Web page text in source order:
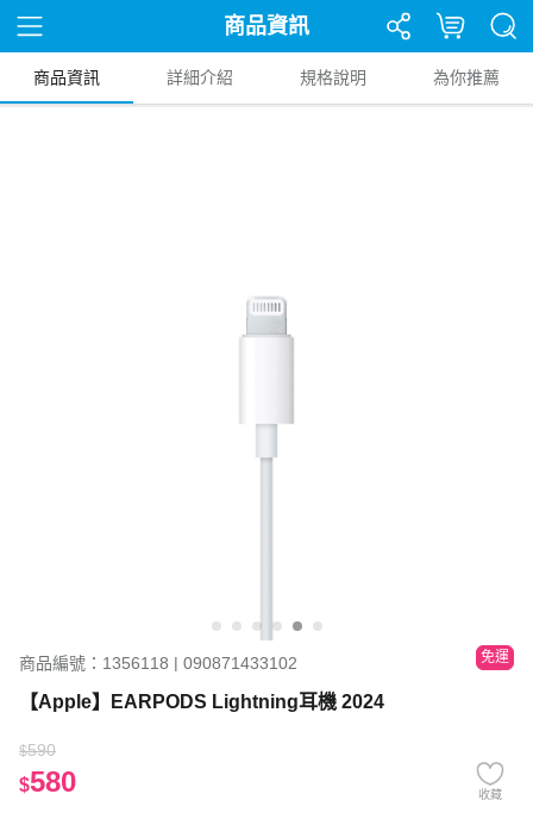
商品資訊
商品資訊 詳細介紹 規格說明 為你推薦
商品編號：1356118 | 090871433102 免運
【Apple】EARPODS Lightning耳機 2024
$590
$580 收藏